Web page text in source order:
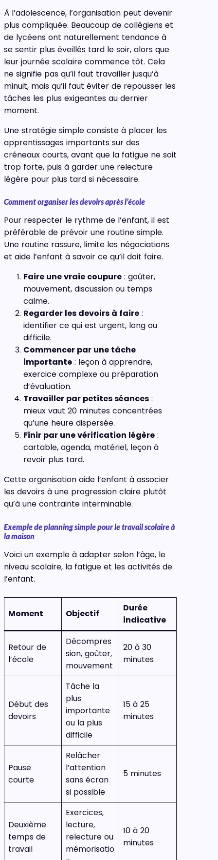
À l’adolescence, l’organisation peut devenir
plus compliquée. Beaucoup de collégiens et
de lycéens ont naturellement tendance à
se sentir plus éveillés tard le soir, alors que
leur journée scolaire commence tôt. Cela
ne signifie pas qu’il faut travailler jusqu’à
minuit, mais qu’il faut éviter de repousser les
tâches les plus exigeantes au dernier
moment.
Une stratégie simple consiste à placer les
apprentissages importants sur des
créneaux courts, avant que la fatigue ne soit
trop forte, puis à garder une relecture
légère pour plus tard si nécessaire.
Comment organiser les devoirs après l’école
Pour respecter le rythme de l’enfant, il est
préférable de prévoir une routine simple.
Une routine rassure, limite les négociations
et aide l’enfant à savoir ce qu’il doit faire.
Faire une vraie coupure : goûter,
mouvement, discussion ou temps
calme.
Regarder les devoirs à faire :
identifier ce qui est urgent, long ou
difficile.
Commencer par une tâche
importante : leçon à apprendre,
exercice complexe ou préparation
d’évaluation.
Travailler par petites séances :
mieux vaut 20 minutes concentrées
qu’une heure dispersée.
Finir par une vérification légère :
cartable, agenda, matériel, leçon à
revoir plus tard.
Cette organisation aide l’enfant à associer
les devoirs à une progression claire plutôt
qu’à une contrainte interminable.
Exemple de planning simple pour le travail scolaire à
la maison
Voici un exemple à adapter selon l’âge, le
niveau scolaire, la fatigue et les activités de
l’enfant.
Moment Objectif
Durée
indicative
Retour de
l’école
Décompres
sion, goûter,
mouvement
20 à 30
minutes
Début des
devoirs
Tâche la
plus
importante
ou la plus
difficile
15 à 25
minutes
Pause
courte
Relâcher
l’attention
sans écran
si possible
5 minutes
Deuxième
temps de
travail
Exercices,
lecture,
relecture ou
mémorisatio
10 à 20
minutes